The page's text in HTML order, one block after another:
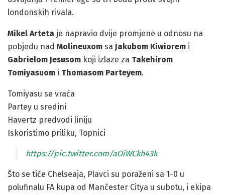
londonskih rivala.
Mikel Arteta je napravio dvije promjene u odnosu na
pobjedu nad Molineuxom sa Jakubom Kiwiorem i
Gabrielom Jesusom koji izlaze za Takehirom
Tomiyasuom i Thomasom Parteyem.
Tomiyasu se vraća
Partey u sredini
Havertz predvodi liniju
Iskoristimo priliku, Topnici
https://pic.twitter.com/aOiWCkh43k
Što se tiče Chelseaja, Plavci su poraženi sa 1-0 u
polufinalu FA kupa od Mančester Citya u subotu, i ekipa